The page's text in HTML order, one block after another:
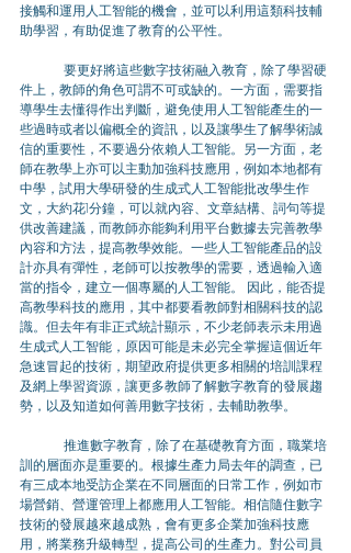
接觸和運用人工智能的機會，並可以利用這類科技輔
助學習，有助促進了教育的公平性。
件上，教師的角色可謂不可或缺的。一方面，需要指
導學生去懂得作出判斷，避免使用人工智能產生的一
些過時或者以偏概全的資訊，以及讓學生了解學術誠
信的重要性，不要過分依賴人工智能。另一方面，老
師在教學上亦可以主動加強科技應用，例如本地都有
中學，試用大學研發的生成式人工智能批改學生作
文，大約花1分鐘，可以就內容、文章結構、詞句等提
供改善建議，而教師亦能夠利用平台數據去完善教學
內容和方法，提高教學效能。一些人工智能產品的設
計亦具有彈性，老師可以按教學的需要，透過輸入適
當的指令，建立一個專屬的人工智能。 因此，能否提
高教學科技的應用，其中都要看教師對相關科技的認
識。但去年有非正式統計顯示，不少老師表示未用過
生成式人工智能，原因可能是未必完全掌握這個近年
急速冒起的技術，期望政府提供更多相關的培訓課程
及網上學習資源，讓更多教師了解數字教育的發展趨
勢，以及知道如何善用數字技術，去輔助教學。
訓的層面亦是重要的。根據生產力局去年的調查，已
有三成本地受訪企業在不同層面的日常工作，例如市
場營銷、營運管理上都應用人工智能。相信隨住數字
技術的發展越來越成熟，會有更多企業加強科技應
用，將業務升級轉型，提高公司的生產力。對公司員